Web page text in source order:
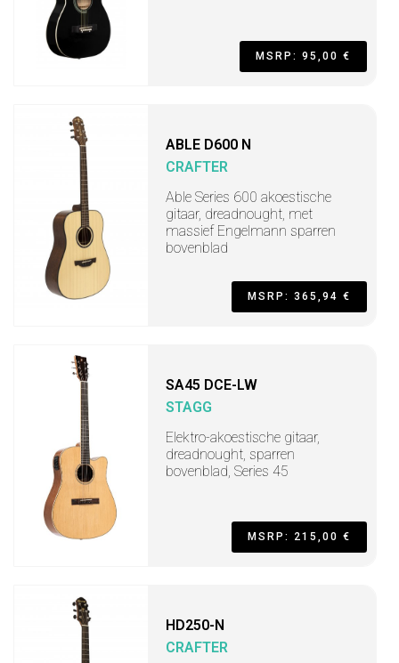
MSRP: 95,00 €
ABLE D600 N
CRAFTER
Able Series 600 akoestische
gitaar, dreadnought, met
massief Engelmann sparren
bovenblad
MSRP: 365,94 €
SA45 DCE-LW
STAGG
Elektro-akoestische gitaar,
dreadnought, sparren
bovenblad, Series 45
MSRP: 215,00 €
HD250-N
CRAFTER